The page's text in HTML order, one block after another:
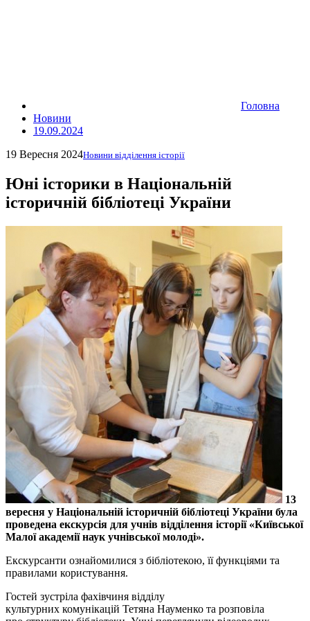
Головна
Новини
19.09.2024
19 Вересня 2024Новини відділення історії
Юні історики в Національній
історичній бібліотеці України
13
вересня у Національній історичній бібліотеці України була
проведена екскурсія для учнів відділення історії «Київської
Малої академії наук учнівської молоді».
Екскурсанти ознайомилися з бібліотекою, її функціями та
правилами користування.
Гостей зустріла фахівчиня відділу
культурних комунікацій Тетяна Науменко та розповіла